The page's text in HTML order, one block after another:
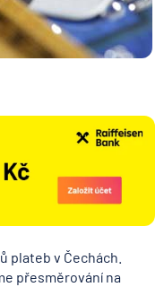
plateb v Čechách.
přesměrování na